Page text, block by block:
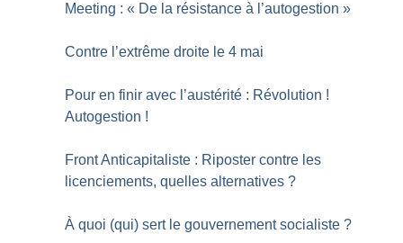
Meeting : « De la résistance à l’autogestion »
Contre l’extrême droite le 4 mai
Pour en finir avec l’austérité : Révolution !
Autogestion !
Front Anticapitaliste : Riposter contre les
licenciements, quelles alternatives ?
À quoi (qui) sert le gouvernement socialiste ?